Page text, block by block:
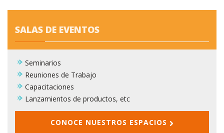
SALAS DE EVENTOS
Seminarios
Reuniones de Trabajo
Capacitaciones
Lanzamientos de productos, etc
CONOCE NUESTROS ESPACIOS